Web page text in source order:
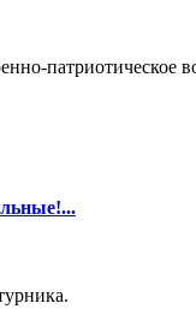
патриотическое